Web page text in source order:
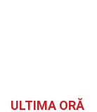
ULTIMA ORĂ